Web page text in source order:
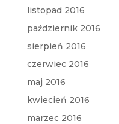
listopad 2016
październik 2016
sierpień 2016
czerwiec 2016
maj 2016
kwiecień 2016
marzec 2016